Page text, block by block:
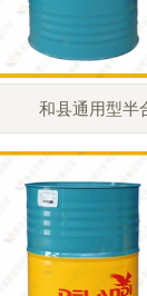
和县通用型半